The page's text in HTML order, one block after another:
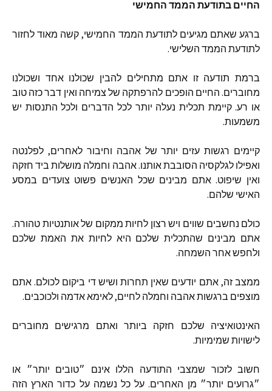
החיים בתודעת הממד החמישי
ברגע שאתם מגיעים לתודעת הממד החמישי, קשה מאוד לחזור
לתודעת הממד השלישי.
ברמת תודעה זו אתם מתחילים להבין שכולנו אחד ושכולנו
מחוברים. החיים הופכים להרפתקה של צמיחה ואין דברכזה טוב
או רע.קיימת תכלית נעלה יותר לכל הדברים ולכל התנסות יש
משמעות.
קיימים רגשות עזים יותר של אהבה וחיבור לאחרים, לפלנטה
ואפילו לגלקסיה הסובבתאותנו.אהבה וחמלה מושלות ביד חזקה
ואין שיפוט.אתם מבינים שכל האנשים פשוט צועדים במסע
האישי שלהם.
כולם נחשבים שווים ויש רצון לחיות ממקום שלאותנטיות טהורה.
אתם מבינים שהתכלית שלכם היא לחיות את האמת שלכם
ולחפשאחר השמחה.
ממצב זה,אתם יודעים שאין תחרות ושיש די ביקום לכולם. אתם
מוצפים ברגשותאהבה וחמלה לחיים,לאימאאדמה ולכוכבים.
האינטואיציה שלכם חזקה ביותר ואתם מרגישים מחוברים
לישויות שמימיות.
חשוב לזכור שמצבי התודעה הללו אינם ״טובים יותר״ או
״גרועים יותר״ מן האחרים. על כל נשמה על כדור הארץ הזה